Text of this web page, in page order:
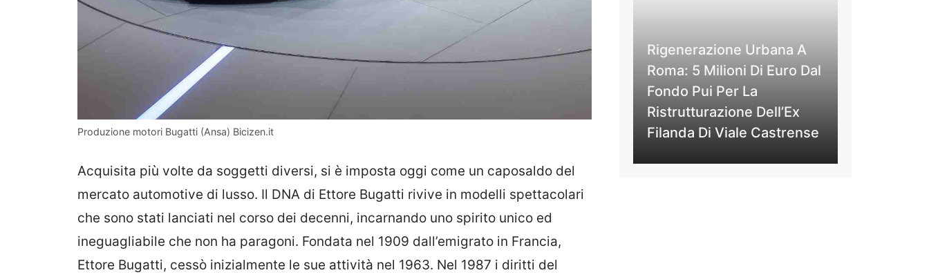
Produzione motori Bugatti (Ansa) Bicizen.it
Acquisita più volte da soggetti diversi, si è imposta oggi come un caposaldo del
mercato automotive di lusso. Il DNA di Ettore Bugatti rivive in modelli spettacolari
che sono stati lanciati nel corso dei decenni, incarnando uno spirito unico ed
ineguagliabile che non ha paragoni. Fondata nel 1909 dall’emigrato in Francia,
Ettore Bugatti, cessò inizialmente le sue attività nel 1963. Nel 1987 i diritti del
Rigenerazione Urbana A
Roma: 5 Milioni Di Euro Dal
Fondo Pui Per La
Ristrutturazione Dell’Ex
Filanda Di Viale Castrense